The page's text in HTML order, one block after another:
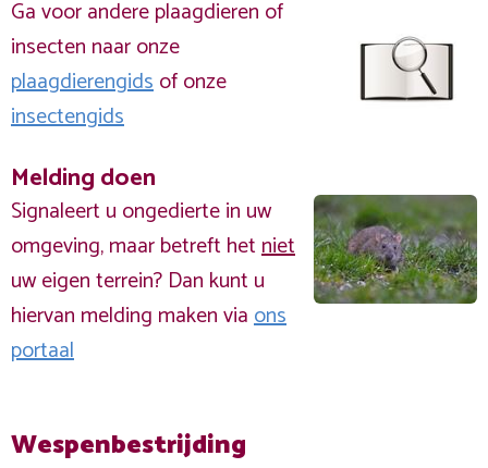
Ga voor andere plaagdieren of
insecten naar onze
plaagdierengidsof onze
insectengids
Melding doen
Signaleert u ongedierte in uw
omgeving, maar betreft hetniet
uw eigen terrein? Dan kunt u
hiervan melding maken viaons
portaal
Wespenbestrijding